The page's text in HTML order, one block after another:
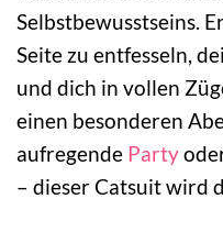
Selbstbewusstseins.
Seite zu entfesseln,
und dich in vollen
einen besonderen
aufregende Party
– dieser Catsuit wird